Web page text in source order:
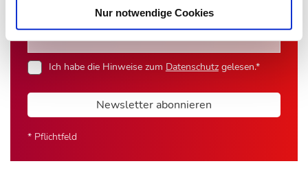
Nur notwendige Cookies
Ich habe die Hinweise zum Datenschutzgelesen.*
Newsletter abonnieren
* Pflichtfeld